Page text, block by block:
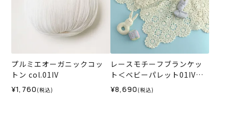
プルミエオーガニックコッ
トン col.01IV
¥1,760 (税込)
レースモチーフブランケッ
ト＜ベビーパレット01IV＞
（編み物 材料セット）
¥8,690 (税込)